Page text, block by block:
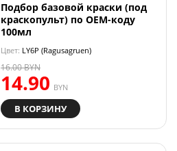
Подбор базовой краски (под
краскопульт) по OEM-коду
100мл
Цвет: LY6P (Ragusagruen)
14.90 BYN
16.00BYN
В КОРЗИНУ